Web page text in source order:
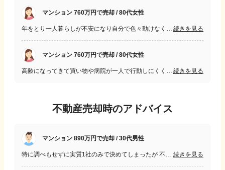
マンション 760万円で売却 / 80代女性
続きを見る
マンション 760万円で売却 / 80代女性
続きを見る
不動産売却時のアドバイス
マンション 890万円で売却 / 30代男性
続きを見る